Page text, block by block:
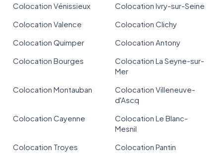
Colocation Vénissieux
Colocation Ivry-sur-Seine
Colocation Valence
Colocation Clichy
Colocation Quimper
Colocation Antony
Colocation Bourges
Colocation La Seyne-sur-
Mer
Colocation Montauban
Colocation Villeneuve-
d'Ascq
Colocation Cayenne
Colocation Le Blanc-
Mesnil
Colocation Troyes
Colocation Pantin